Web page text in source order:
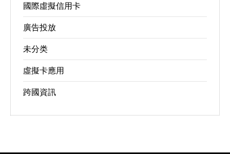
國際虛擬信用卡
廣告投放
未分类
虛擬卡應用
跨國資訊